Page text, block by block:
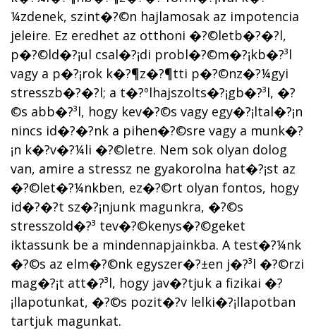
¼zdenek, szint�?©n hajlamosak az impotencia
jeleire. Ez eredhet az otthoni �?©letb�?�?l,
p�?©ld�?¡ul csal�?¡di probl�?©m�?¡kb�?³l
vagy a p�?¡rok k�?¶z�?¶tti p�?©nz�?¼gyi
stresszb�?�?l; a t�?ºlhajszolts�?¡gb�?³l, �?
©s abb�?³l, hogy kev�?©s vagy egy�?¡ltal�?¡n
nincs id�?�?nk a pihen�?©sre vagy a munk�?
¡n k�?­v�?¼li �?©letre. Nem sok olyan dolog
van, amire a stressz ne gyakorolna hat�?¡st az
�?©let�?¼nkben, ez�?©rt olyan fontos, hogy
id�?�?t sz�?¡njunk magunkra, �?©s
stresszold�?³ tev�?©kenys�?©geket
iktassunk be a mindennapjainkba. A test�?¼nk
�?©s az elm�?©nk egyszer�?±en j�?³l �?©rzi
mag�?¡t att�?³l, hogy jav�?­tjuk a fizikai �?
¡llapotunkat, �?©s pozit�?­v lelki�?¡llapotban
tartjuk magunkat.